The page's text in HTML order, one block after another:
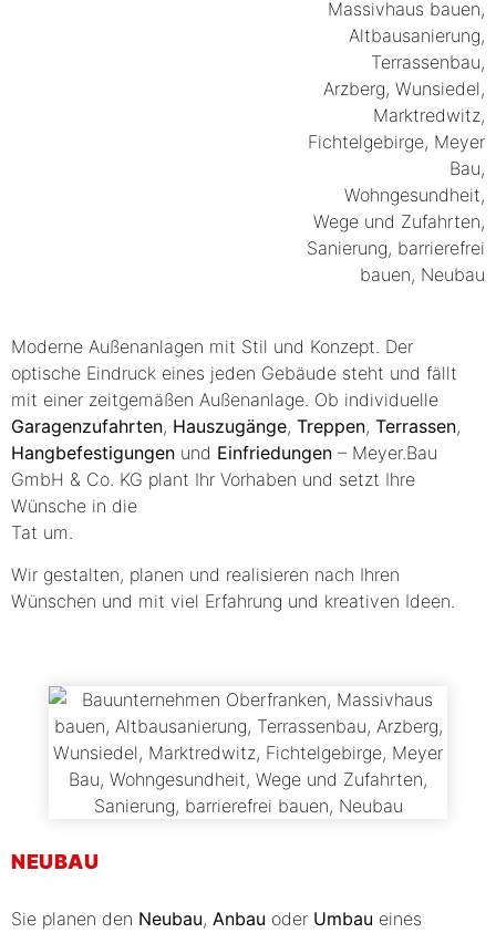
Moderne Außenanlagen mit Stil und Konzept. Der
optische Eindruck eines jeden Gebäude steht und fällt
mit einer zeitgemäßen Außenanlage. Ob individuelle
Garagenzufahrten, Hauszugänge, Treppen, Terrassen,
Hangbefestigungen und Einfriedungen – Meyer.Bau
GmbH & Co. KG plant Ihr Vorhaben und setzt Ihre
Wünsche in die
Tat um.
Wir gestalten, planen und realisieren nach Ihren
Wünschen und mit viel Erfahrung und kreativen Ideen.
NEUBAU
Sie planen den Neubau, Anbau oder Umbau eines